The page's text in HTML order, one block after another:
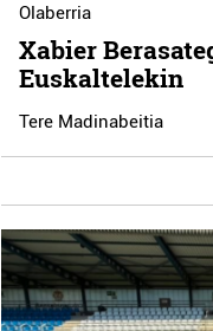
Olaberria
Xabier
Euskaltelekin
Tere Madinabeitia